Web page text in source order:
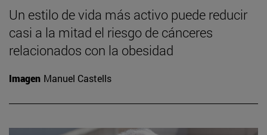
Un estilo de vida más activo puede reducir
casi a la mitad el riesgo de cánceres
relacionados con la obesidad
Imagen Manuel Castells